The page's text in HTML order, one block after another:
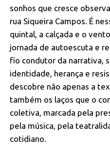
sonhos que cresce
rua Siqueira Campos. É
quintal, a calçada e o
jornada de autoescuta e
fio condutor da narrativa,
identidade, herança e
descobre não apenas a
também os laços que o
coletiva, marcada pela
pela música, pela
cotidiano.